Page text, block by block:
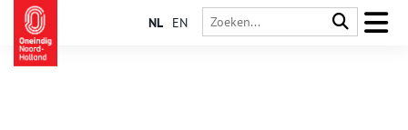
NL EN